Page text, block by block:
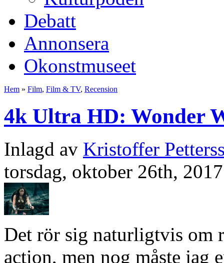
Debatt
Annonsera
Okonstmuseet
Hem » Film, Film & TV, Recension
4k Ultra HD: Wonder
Inlagd av Kristoffer
torsdag, oktober 26th, 2017
Det rör sig naturligtvis om
action, men nog måste jag